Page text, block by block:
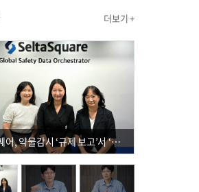
더보기 +
셀타스퀘어, 약물감시 ‘규제 보고’서 ‘데이터 의사결정’으로 "PVX 전환 요구 커진다"